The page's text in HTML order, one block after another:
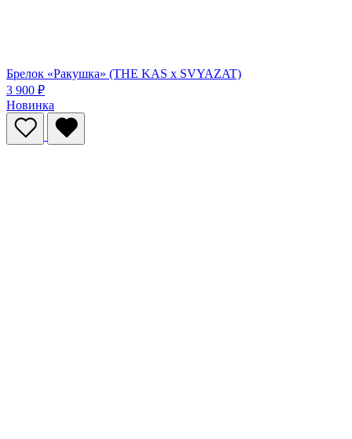
Брелок «Ракушка» (THE KAS x SVYAZAT)
3 900 ₽
Новинка